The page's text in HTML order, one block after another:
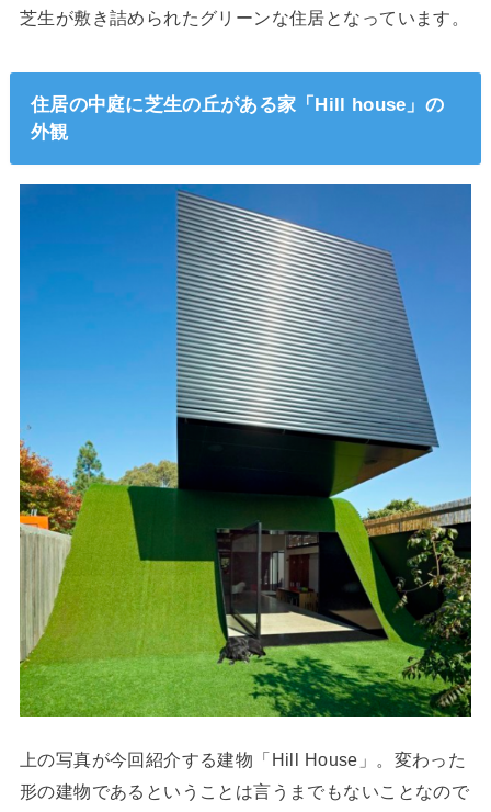
芝生が敷き詰められたグリーンな住居となっています。
住居の中庭に芝生の丘がある家「Hill house」の
外観
上の写真が今回紹介する建物「Hill House」。変わった
形の建物であるということは言うまでもないことなので